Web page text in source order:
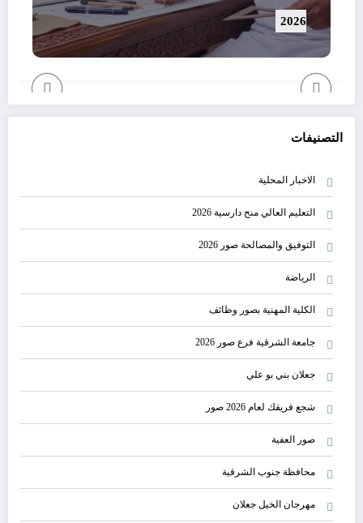
2026
التصنيفات
الاخبار المحلية
التعليم العالي منح دارسية 2026
التوفيق والمصالحة صور 2026
الرياضة
الكلية المهنية بصور وظائف
جامعة الشرقية فرع صور 2026
جعلان بني بو علي
شجع فريقك لعام 2026 صور
صور العفية
محافظة جنوب الشرقية
مهرجان الخيل جعلان